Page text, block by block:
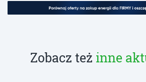
Zobacz też inne